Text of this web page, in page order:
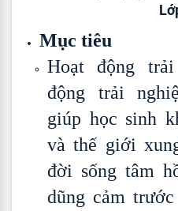
Mục tiêu
Hoạt động
động trải
giúp học sinh
và thế giới
đời sống tâm
dũng cảm